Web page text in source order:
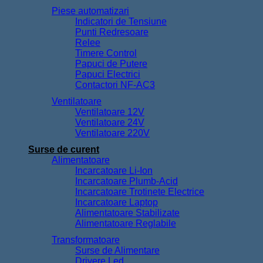
Piese automatizari
Indicatori de Tensiune
Punti Redresoare
Relee
Timere Control
Papuci de Putere
Papuci Electrici
Contactori NF-AC3
Ventilatoare
Ventilatoare 12V
Ventilatoare 24V
Ventilatoare 220V
Surse de curent
Alimentatoare
Incarcatoare Li-Ion
Incarcatoare Plumb-Acid
Incarcatoare Trotinete Electrice
Incarcatoare Laptop
Alimentatoare Stabilizate
Alimentatoare Reglabile
Transformatoare
Surse de Alimentare
Drivere Led